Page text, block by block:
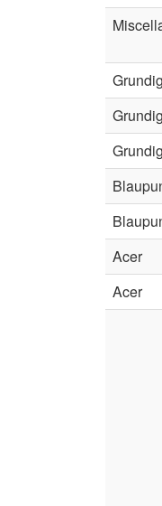
Grundig
Grundig
Grundig
Acer
Acer